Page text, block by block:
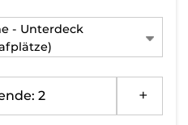
- Unterdeck
2